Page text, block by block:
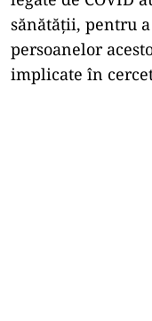
sănătății, pentru
persoanelor
implicate în